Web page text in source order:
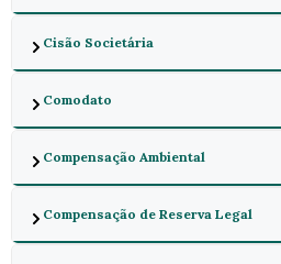
Cisão Societária
Comodato
Compensação Ambiental
Compensação de Reserva Legal